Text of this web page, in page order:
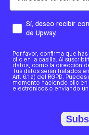
Sí, deseo recibir
de Upway.
Por favor, confirma que
clic en la casilla. Al
datos, como la dirección
Tus datos serán tratados
Art. 6.1 a) del RGPD.
momento haciendo clic
electrónicos o enviando